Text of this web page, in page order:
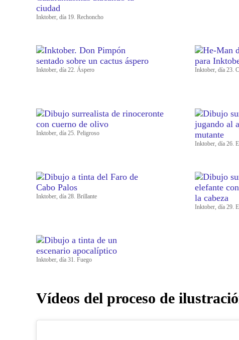
Inktober, día 19. Rechoncho
Inktober, día 22. Áspero
Inktober, día 23.
Inktober, día 25. Peligroso
Inktober, día 26.
Inktober, día 28. Brillante
Inktober, día 29.
Inktober, día 31. Fuego
Vídeos del proceso de